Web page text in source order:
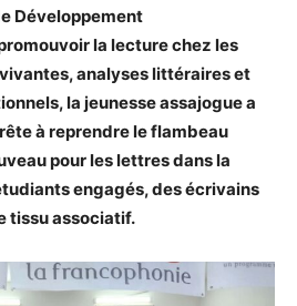
Développement
la lecture chez les
analyses littéraires et
la jeunesse assajogue a
à reprendre le flambeau
pour les lettres dans la
engagés, des écrivains
tissu associatif.